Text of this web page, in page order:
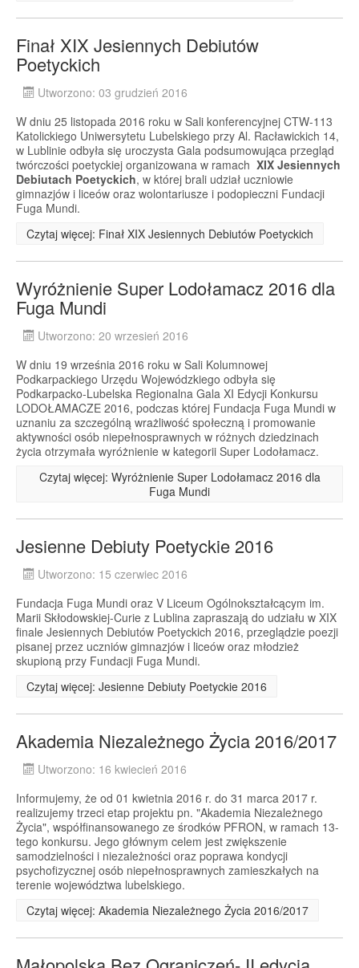
Finał XIX Jesiennych Debiutów
Poetyckich
Utworzono: 03 grudzień 2016
W dniu 25 listopada 2016 roku w Sali konferencyjnej CTW-113
Katolickiego Uniwersytetu Lubelskiego przy Al. Racławickich 14,
w Lublinie odbyła się uroczysta Gala podsumowująca przegląd
twórczości poetyckiej organizowana w ramach XIX Jesiennych
Debiutach Poetyckich, w której brali udział uczniowie
gimnazjów i liceów oraz wolontariusze i podopieczni Fundacji
Fuga Mundi.
Czytaj więcej: Finał XIX Jesiennych Debiutów Poetyckich
Wyróżnienie Super Lodołamacz 2016 dla
Fuga Mundi
Utworzono: 20 wrzesień 2016
W dniu 19 września 2016 roku w Sali Kolumnowej
Podkarpackiego Urzędu Wojewódzkiego odbyła się
Podkarpacko-Lubelska Regionalna Gala XI Edycji Konkursu
LODOŁAMACZE 2016, podczas której Fundacja Fuga Mundi w
uznaniu za szczególną wrażliwość społeczną i promowanie
aktywności osób niepełnosprawnych w różnych dziedzinach
życia otrzymała wyróżnienie w kategorii Super Lodołamacz.
Czytaj więcej: Wyróżnienie Super Lodołamacz 2016 dla
Fuga Mundi
Jesienne Debiuty Poetyckie 2016
Utworzono: 15 czerwiec 2016
Fundacja Fuga Mundi oraz V Liceum Ogólnokształcącym im.
Marii Skłodowskiej-Curie z Lublina zapraszają do udziału w XIX
finale Jesiennych Debiutów Poetyckich 2016, przeglądzie poezji
pisanej przez uczniów gimnazjów i liceów oraz młodzież
skupioną przy Fundacji Fuga Mundi.
Czytaj więcej: Jesienne Debiuty Poetyckie 2016
Akademia Niezależnego Życia 2016/2017
Utworzono: 16 kwiecień 2016
Informujemy, że od 01 kwietnia 2016 r. do 31 marca 2017 r.
realizujemy trzeci etap projektu pn. "Akademia Niezależnego
Życia", współfinansowanego ze środków PFRON, w ramach 13-
tego konkursu. Jego głównym celem jest zwiększenie
samodzielności i niezależności oraz poprawa kondycji
psychofizycznej osób niepełnosprawnych zamieszkałych na
terenie województwa lubelskiego.
Czytaj więcej: Akademia Niezależnego Życia 2016/2017